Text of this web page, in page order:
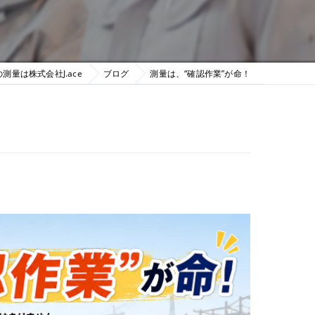
測量は株式会社J.ace ブログ 測量は、“確認作業”が命！